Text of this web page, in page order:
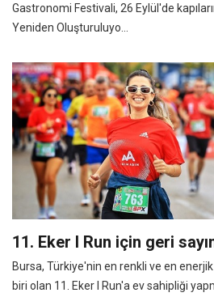
Gastronomi Festivali, 26 Eylül'de
Yeniden Oluşturuluyo...
11. Eker I Run için geri
Bursa, Türkiye'nin en renkli ve en
biri olan 11. Eker I Run'a ev sahipliği